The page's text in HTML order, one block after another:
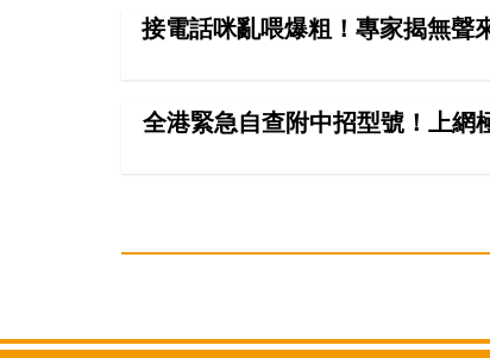
接電話咪亂喂爆粗！專家揭無聲
全港緊急自查附中招型號！上網